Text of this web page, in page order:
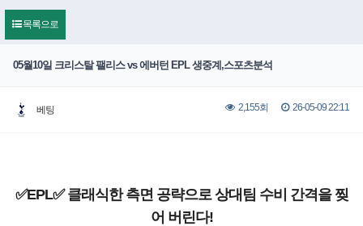
목록으로
05월10일 크리스탈 팰리스 vs 에버턴 EPL 생중계,스포츠분석
베팅 2,155회 26-05-09 22:11
✅EPL✅ 클래식한 측면 공략으로 상대팀 수비 간격을 찢
어 버린다!